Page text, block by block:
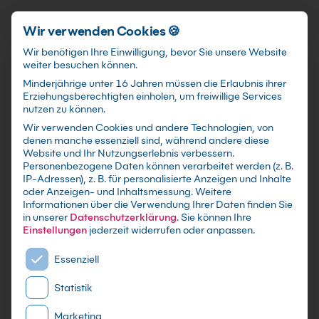
Schnellzugriff
KI-Resilienz statt
Kündigungswelle Kurs
Baue Fähigkeiten, Prozesse und Governance auf,
damit KI Produktivität steigert ohne Vertrauen,
Qualität und Jobs zu verbrennen.
Wir verwenden Cookies 🍪
Wir benötigen Ihre Einwilligung, bevor Sie unsere Website
weiter besuchen können.
Minderjährige unter 16 Jahren müssen die Erlaubnis ihrer
Erziehungsberechtigten einholen, um freiwillige Services
nutzen zu können.
Wir verwenden Cookies und andere Technologien, von
denen manche essenziell sind, während andere diese
Website und Ihr Nutzungserlebnis verbessern.
Personenbezogene Daten können verarbeitet werden (z. B.
IP-Adressen), z. B. für personalisierte Anzeigen und Inhalte
oder Anzeigen- und Inhaltsmessung.Weitere
Informationen über die Verwendung Ihrer Daten finden Sie
in unserer Datenschutzerklärung.Sie können Ihre
Einstellungen jederzeit widerrufen oder anpassen.
Es folgt eine Liste der Service-Gruppen, für die eine
Essenziell
Statistik
Marketing